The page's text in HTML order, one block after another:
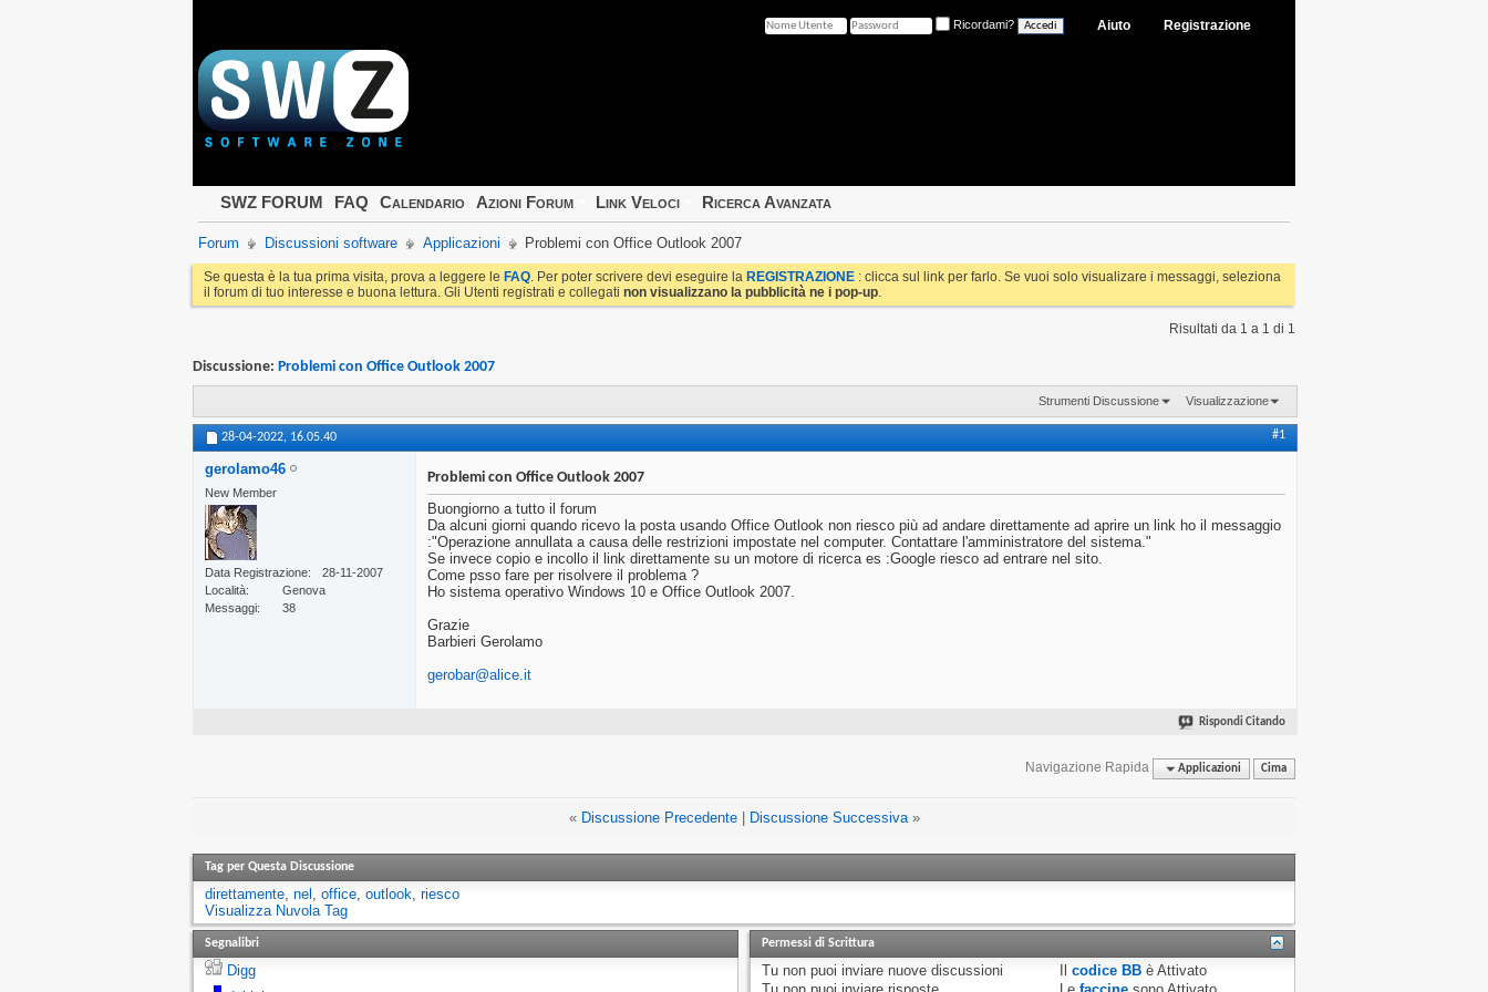
Registrazione
Aiuto
Ricordami?
SWZ FORUM FAQ Calendario Azioni Forum Link Veloci Ricerca Avanzata
Forum Discussioni software Applicazioni Problemi con Office Outlook 2007
Se questa è la tua prima visita, prova a leggere le FAQ. Per poter scrivere devi eseguire la REGISTRAZIONE : clicca sul link per farlo. Se vuoi solo visualizare i messaggi, seleziona
il forum di tuo interesse e buona lettura. Gli Utenti registrati e collegati non visualizzano la pubblicità ne i pop-up.
Risultati da 1 a 1 di 1
Discussione: Problemi con Office Outlook 2007
Strumenti Discussione Visualizzazione
28-04-2022, 16.05.40 #1
gerolamo46
New Member
Data Registrazione
28-11-2007
Località
Genova
Messaggi
38
Problemi con Office Outlook 2007
Buongiorno a tutto il forum
Da alcuni giorni quando ricevo la posta usando Office Outlook non riesco più ad andare direttamente ad aprire un link ho il messaggio
:"Operazione annullata a causa delle restrizioni impostate nel computer. Contattare l'amministratore del sistema."
Se invece copio e incollo il link direttamente su un motore di ricerca es :Google riesco ad entrare nel sito.
Come psso fare per risolvere il problema ?
Ho sistema operativo Windows 10 e Office Outlook 2007.
Grazie
Barbieri Gerolamo
gerobar@alice.it
Rispondi Citando
Navigazione Rapida Applicazioni Cima
« Discussione Precedente| Discussione Successiva »
Tag per Questa Discussione
direttamente, nel , office, outlook, riesco
Visualizza Nuvola Tag
Segnalibri
Digg
Permessi di Scrittura
Tu non puoi inviare nuove discussioni
Ilcodice BB èAttivato